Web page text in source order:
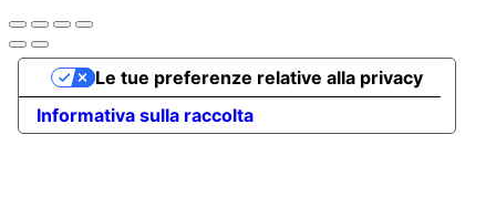
Informativa sulla raccolta
Le tue preferenze relative alla privacy